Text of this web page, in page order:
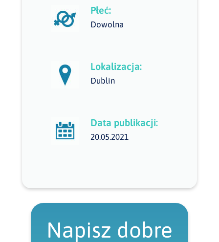
Płeć:
Dowolna
Lokalizacja:
Dublin
Data publikacji:
20.05.2021
Napisz dobre